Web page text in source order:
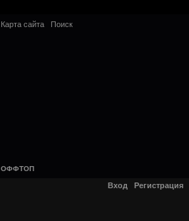
Карта сайта Поиск
ОФФТОП
Вход Регистрация